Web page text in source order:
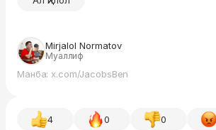
Mirjalol Normatov
Муаллиф
Манба: x.com/JacobsBen
4 0 0